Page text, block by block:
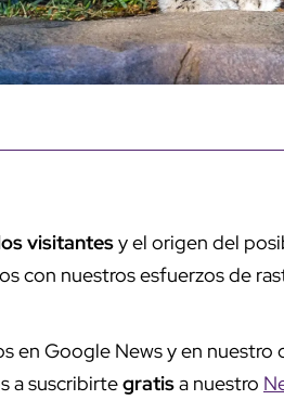
visitantesy el origen del
con nuestros esfuerzos de
en Google News y en nuestro
a suscribirtegratisa nuestro